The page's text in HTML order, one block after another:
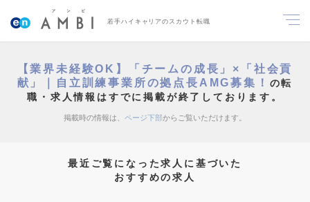
若手ハイキャリアのスカウト転職
【業界未経験OK】「チームの成長」×「社会貢
献」｜自立訓練事業所の拠点長AMG募集！ の転
職・求人情報はすでに掲載が終了しております。
掲載時の情報は、 ページ下部からご覧いただけます。
最近ご覧になった求人に基づいた
おすすめの求人